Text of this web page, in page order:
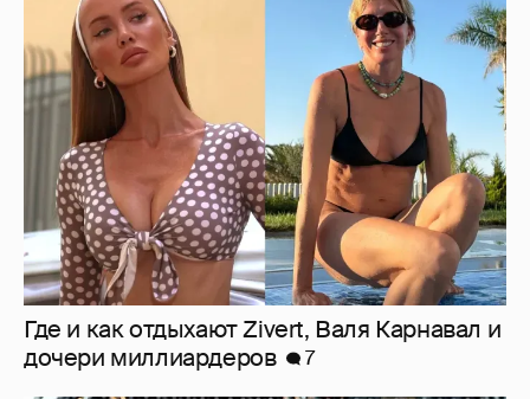
Где и как отдыхают Zivert, Валя Карнавал и
дочери миллиардеров